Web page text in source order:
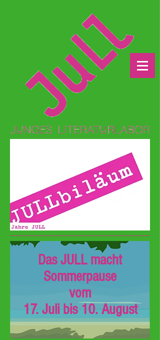
Das JULL macht
Sommerpause
vom
17. Juli bis 10. August